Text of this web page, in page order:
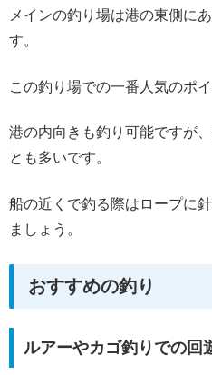
メインの釣り場は港の東側に
す。
この釣り場での一番人気のポイ
港の内向きも釣り可能ですが
とも多いです。
船の近くで釣る際はロープに
ましょう。
おすすめの釣り
ルアーやカゴ釣りでの回